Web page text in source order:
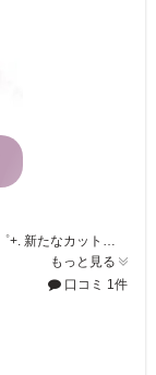
高知県須崎市にあるアットホームな美容室です☆。゜+. 新たなカットテクニックをリーズナブルな価格で提供していますよ♪ 従来のカットよりも長持ちな「内径質感デザイン」を試してみませんか？ ぜひ1度いらしてみてくださいね♪
もっと見る
口コミ 1件